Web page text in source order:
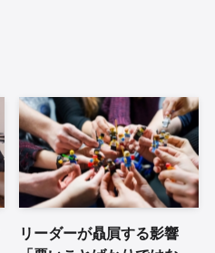
リーダーが贔屓する影響